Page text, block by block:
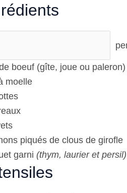
boeuf (gîte, joue ou paleron)
moelle
piqués de clous de girofle
garni (thym, laurier et persil)